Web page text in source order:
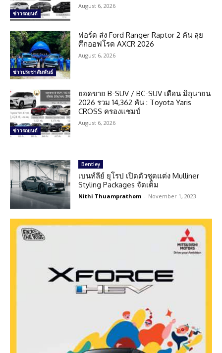
ข่าวรถยนต์
August 6, 2026
ข่าวประชาสัมพันธ์
ฟอร์ด ส่ง Ford Ranger Raptor 2 คัน ลุย
ศึกออฟโรด AXCR 2026
August 6, 2026
ข่าวรถยนต์
ยอดขาย B-SUV / BC-SUV เดือน มิถุนายน
2026 รวม 14,362 คัน : Toyota Yaris
CROSS ครองแชมป์
August 6, 2026
Bentley
เบนท์ลีย์ ยุโรป เปิดตัวชุดแต่ง Mulliner
Styling Packages จัดเต็ม
Nithi Thuamprathom - November 1, 2023